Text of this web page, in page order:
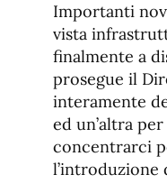
Importanti
vista
finalmente a
prosegue il
interamente
ed un’altra
concentrarci
l’introduzione